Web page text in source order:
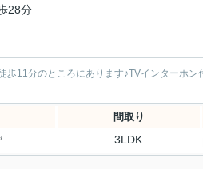
28分
歩11分のところにあります♪TVインターホ
間取り
3LDK